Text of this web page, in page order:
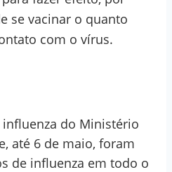
se vacinar o quanto
com o vírus.
do Ministério
até 6 de maio, foram
de influenza em todo o